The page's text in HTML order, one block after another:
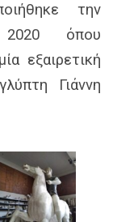
την
2020 όπου
εξαιρετική
Γιάννη